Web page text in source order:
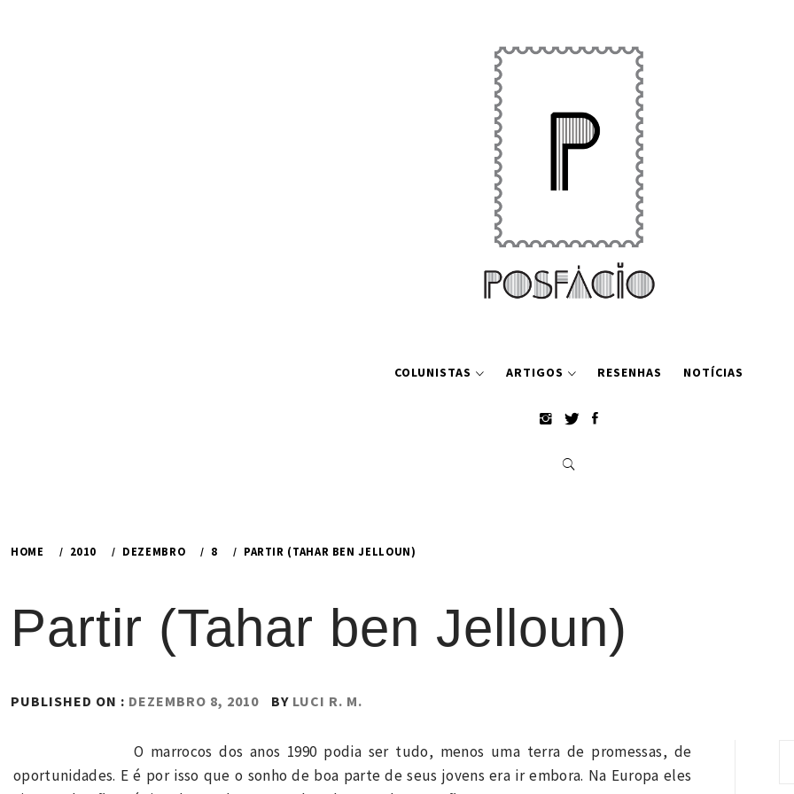
COLUNISTAS ARTIGOS RESENHAS NOTÍCIAS
HOME 2010 DEZEMBRO 8 PARTIR (TAHAR BEN JELLOUN)
Partir (Tahar ben Jelloun)
PUBLISHED ON : DEZEMBRO 8, 2010 BY LUCI R. M.
O marrocos dos anos 1990 podia ser tudo, menos uma terra de promessas, de
oportunidades. E é por isso que o sonho de boa parte de seus jovens era ir embora. Na Europa eles